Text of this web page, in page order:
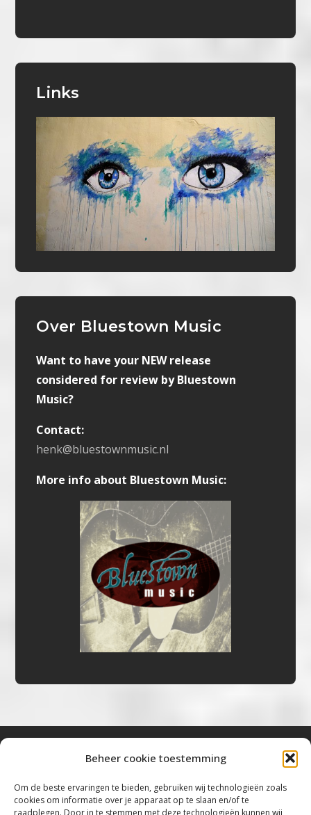
Beheer cookie toestemming
Om de beste ervaringen te bieden, gebruiken wij technologieën zoals
cookies om informatie over je apparaat op te slaan en/of te
raadplegen. Door in te stemmen met deze technologieën kunnen wij
Links
Over Bluestown Music
Want to have your NEW release
considered for review by Bluestown
Music?
Contact:
henk@bluestownmusic.nl
More info about Bluestown Music:
“Voor de mooiste Blues, Rock, Roots &